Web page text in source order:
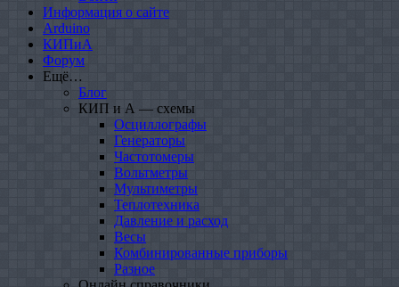
Информация о сайте
Arduino
КИПиА
Форум
Ещё…
Блог
КИП и А — схемы
Осциллографы
Генераторы
Частотомеры
Вольтметры
Мультиметры
Теплотехника
Давление и расход
Весы
Комбинированные приборы
Разное